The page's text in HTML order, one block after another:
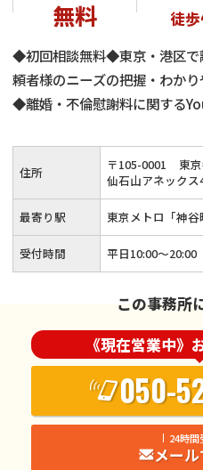
無料 徒歩
◆初回相談無料◆東京・港区
頼者様のニーズの把握・わか
◆離婚・不倫慰謝料に関する
住所 〒105-0001
東
仙石山アネックス
最寄り駅 東京メトロ「神
受付時間 平日10:00～20:00
この事務所
《現在営業中》
050-
24時間
メー